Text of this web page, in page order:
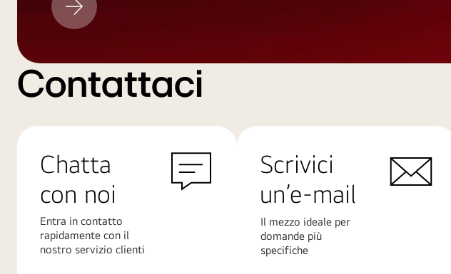
LG
Contattaci
Chatta
con noi
Entra in contatto
rapidamente con il
nostro servizio clienti
Scrivici
un’e-mail
Il mezzo ideale per
domande più
specifiche